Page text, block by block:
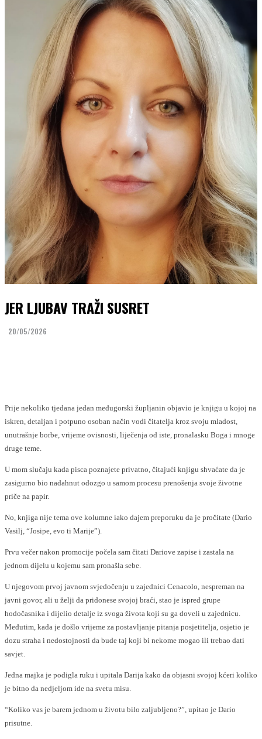
JER LJUBAV TRAŽI SUSRET
20/05/2026
Prije nekoliko tjedana jedan međugorski župljanin objavio je knjigu u kojoj na
iskren, detaljan i potpuno osoban način vodi čitatelja kroz svoju mladost,
unutrašnje borbe, vrijeme ovisnosti, liječenja od iste, pronalasku Boga i mnoge
druge teme.
U mom slučaju kada pisca poznajete privatno, čitajući knjigu shvaćate da je
zasigurno bio nadahnut odozgo u samom procesu prenošenja svoje životne
priče na papir.
No, knjiga nije tema ove kolumne iako dajem preporuku da je pročitate (Dario
Vasilj, “Josipe, evo ti Marije”).
Prvu večer nakon promocije počela sam čitati Dariove zapise i zastala na
jednom dijelu u kojemu sam pronašla sebe.
U njegovom prvoj javnom svjedočenju u zajednici Cenacolo, nespreman na
javni govor, ali u želji da pridonese svojoj braći, stao je ispred grupe
hodočasnika i dijelio detalje iz svoga života koji su ga doveli u zajednicu.
Međutim, kada je došlo vrijeme za postavljanje pitanja posjetitelja, osjetio je
dozu straha i nedostojnosti da bude taj koji bi nekome mogao ili trebao dati
savjet.
Jedna majka je podigla ruku i upitala Darija kako da objasni svojoj kćeri koliko
je bitno da nedjeljom ide na svetu misu.
“Koliko vas je barem jednom u životu bilo zaljubljeno?”, upitao je Dario
prisutne.